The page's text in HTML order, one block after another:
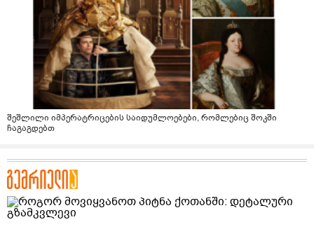
შეშლილი იმპერატრიცების საიდუმლოებები, რომლებიც შოკში
ჩაგაგდებთ